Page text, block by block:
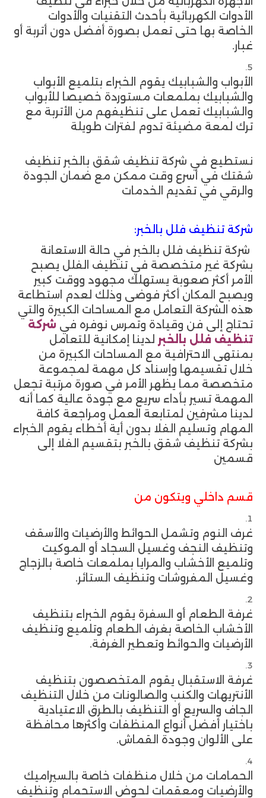
الأدوات الكهربائية بأحدث التقنيات والأدوات
الخاصة بها حتى تعمل بصورة أفضل دون أتربة أو
غبار.
الأبواب والشبابيك يقوم الخبراء بتلميع الأبواب
والشبابيك بملمعات مستوردة خصيصا للأبواب
والشبابيك تعمل على تنظيفهم من الأتربة مع
ترك لمعة مضيئة تدوم لفترات طويلة
نستطيع في شركة تنظيف شقق بالخبر تنظيف
شقتك في أسرع وقت ممكن مع ضمان الجودة
والرقي في تقديم الخدمات
شركة تنظيف فلل بالخبر:
شركة تنظيف فلل بالخبر في حالة الاستعانة
بشركة غير متخصصة في تنظيف الفلل يصبح
الأمر أكثر صعوبة يستهلك مجهود ووقت كبير
ويصبح المكان أكثر فوضى وذلك لعدم استطاعة
هذه الشركة التعامل مع المساحات الكبيرة والتي
تحتاج إلى فن وقيادة وتمرس نوفره في شركة
تنظيف فلل بالخبر لدينا إمكانية للتعامل
بمنتهى الاحترافية مع المساحات الكبيرة من
خلال تقسيمها وإسناد كل مهمة لمجموعة
متخصصة مما يظهر الأمر في صورة مرتبة تجعل
المهمة تسير بأداء سريع مع جودة عالية كما أنه
لدينا مشرفين لمتابعة العمل ومراجعة كافة
المهام وتسليم الفلا بدون أية أخطاء يقوم الخبراء
بشركة تنظيف شقق بالخبر بتقسيم الفلا إلى
قسمين
قسم داخلي ويتكون من
غرف النوم وتشمل الحوائط والأرضيات والأسقف
وتنظيف النجف وغسيل السجاد أو الموكيت
وتلميع الأخشاب والمرايا بملمعات خاصة بالزجاج
وغسيل المفروشات وتنظيف الستائر.
غرفة الطعام أو السفرة يقوم الخبراء بتنظيف
الأخشاب الخاصة بغرف الطعام وتلميع وتنظيف
الأرضيات والحوائط وتعطير الغرفة.
غرفة الاستقبال يقوم المتخصصون بتنظيف
الأنتريهات والكنب والصالونات من خلال التنظيف
الجاف والسريع أو التنظيف بالطرق الاعتيادية
باختيار أفضل أنواع المنظفات وأكثرها محافظة
على الألوان وجودة القماش.
الحمامات من خلال منظفات خاصة بالسيراميك
والأرضيات ومعقمات لحوض الاستحمام وتنظيف